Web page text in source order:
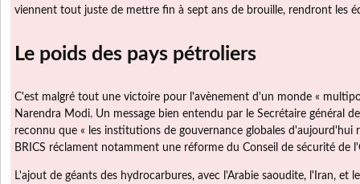
viennent tout juste de mettre fin à sept ans de brouille, rendront les
Le poids des pays pétroliers
C'est malgré tout une victoire pour l'avènement d'un monde «
Narendra Modi. Un message bien entendu par le Secrétaire général
reconnu que « les institutions de gouvernance globales d'aujourd'hui
BRICS réclament notamment une réforme du Conseil de sécurité de
L'ajout de géants des hydrocarbures, avec l'Arabie saoudite, l'Iran, et